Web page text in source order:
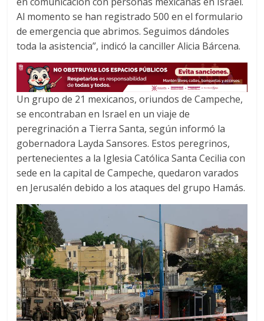
Al momento se han registrado 500 en el formulario
de emergencia que abrimos. Seguimos dándoles
toda la asistencia”, indicó la canciller Alicia Bárcena.
Un grupo de 21 mexicanos, oriundos de Campeche,
se encontraban en Israel en un viaje de
peregrinación a Tierra Santa, según informó la
gobernadora Layda Sansores. Estos peregrinos,
pertenecientes a la Iglesia Católica Santa Cecilia con
sede en la capital de Campeche, quedaron varados
en Jerusalén debido a los ataques del grupo Hamás.